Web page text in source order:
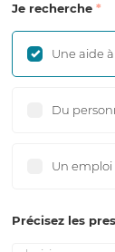
Je recherche
Une aide
Du
Un emploi
Précisez les